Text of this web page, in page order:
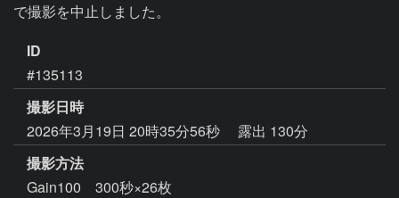
ID
#135113
撮影日時
2026年3月19日 20時35分56秒
露出 130分
撮影方法
Gain100 300秒×26枚